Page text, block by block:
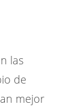
las
de
mejor